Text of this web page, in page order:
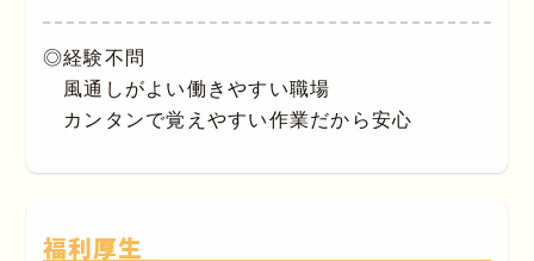
◎経験不問
風通しがよい働きやすい職場
カンタンで覚えやすい作業だから安心
福利厚生